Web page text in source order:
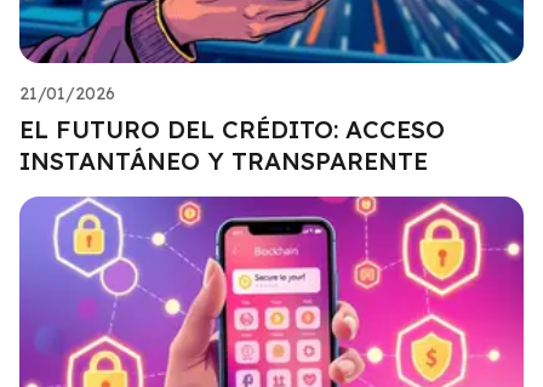
21/01/2026
EL FUTURO DEL CRÉDITO: ACCESO
INSTANTÁNEO Y TRANSPARENTE